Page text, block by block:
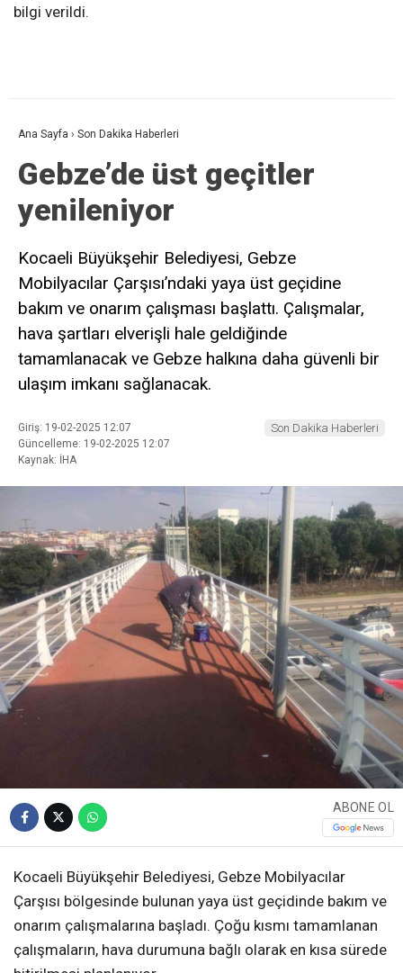
bilgi verildi.
Ana Sayfa › Son Dakika Haberleri
Gebze’de üst geçitler
yenileniyor
Kocaeli Büyükşehir Belediyesi, Gebze
Mobilyacılar Çarşısı’ndaki yaya üst geçidine
bakım ve onarım çalışması başlattı. Çalışmalar,
hava şartları elverişli hale geldiğinde
tamamlanacak ve Gebze halkına daha güvenli bir
ulaşım imkanı sağlanacak.
Giriş: 19-02-2025 12:07
Güncelleme: 19-02-2025 12:07
Kaynak: İHA
Son Dakika Haberleri
ABONE OL
Kocaeli Büyükşehir Belediyesi, Gebze Mobilyacılar
Çarşısı bölgesinde bulunan yaya üst geçidinde bakım ve
onarım çalışmalarına başladı. Çoğu kısmı tamamlanan
çalışmaların, hava durumuna bağlı olarak en kısa sürede